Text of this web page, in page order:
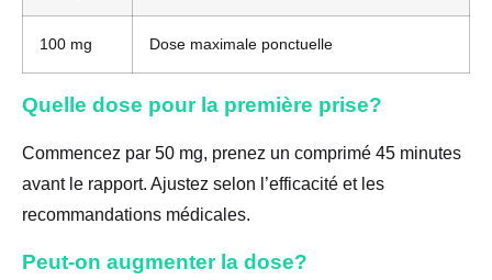
100 mg Dose maximale ponctuelle
Quelle dose pour la première prise?
Commencez par 50 mg, prenez un comprimé 45 minutes
avant le rapport. Ajustez selon l’efficacité et les
recommandations médicales.
Peut-on augmenter la dose?